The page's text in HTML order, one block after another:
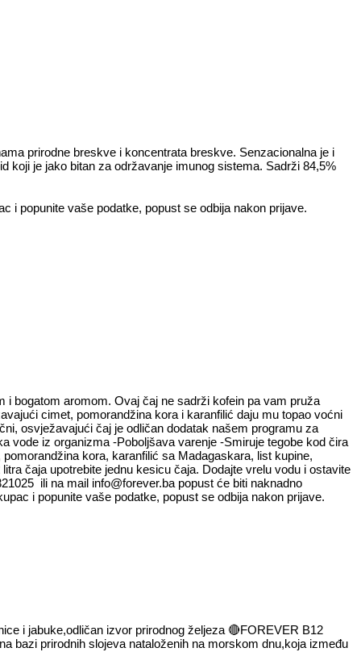
prirodne breskve i koncentrata breskve. Senzacionalna je i
koji je jako bitan za održavanje imunog sistema. Sadrži 84,5%
i popunite vaše podatke, popust se odbija nakon prijave.
i bogatom aromom. Ovaj čaj ne sadrži kofein pa vam pruža
cimet, pomorandžina kora i karanfilić daju mu topao voćni
osvježavajući čaj je odličan dodatak našem programu za
vode iz organizma -Poboljšava varenje -Smiruje tegobe kod čira
kora, karanfilić sa Madagaskara, list kupine,
čaja upotrebite jednu kesicu čaja. Dodajte vrelu vodu i ostavite
ili na mail info@forever.ba popust će biti naknadno
i popunite vaše podatke, popust se odbija nakon prijave.
i jabuke,odličan izvor prirodnog željeza 🔴FOREVER B12
bazi prirodnih slojeva nataloženih na morskom dnu,koja između